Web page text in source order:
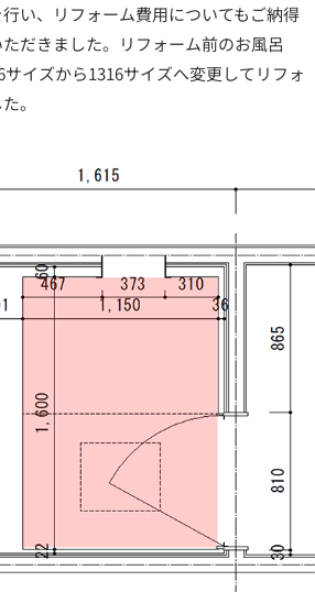
い、リフォーム費用についてもご納得
だきました。リフォーム前のお風呂
サイズから1316サイズへ変更してリフォ
。